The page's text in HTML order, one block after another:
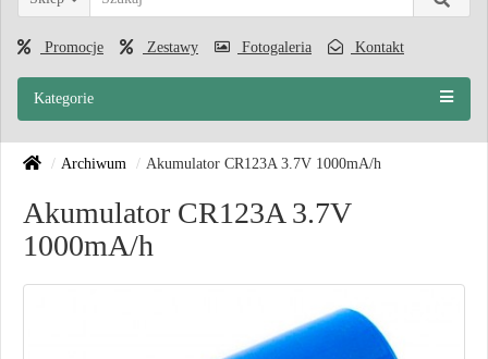
Promocje Zestawy Fotogaleria Kontakt
Kategorie
Archiwum Akumulator CR123A 3.7V 1000mA/h
Akumulator CR123A 3.7V
1000mA/h